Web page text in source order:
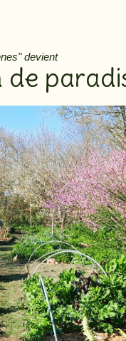
devient
de